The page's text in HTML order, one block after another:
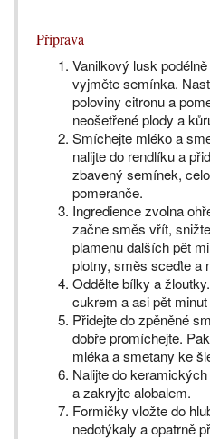
Příprava
Vanilkový lusk
vyjměte semínka.
poloviny citronu a
neošetřené plody a
Smíchejte mléko a
nalijte do rendlíku a
zbavený semínek,
pomeranče.
Ingredience zvolna
začne směs vřít,
plamenu dalších pět
plotny, směs sceďte a
Oddělte bílky a
cukrem a asi pět
Přidejte do zpěněné
dobře promíchejte.
mléka a smetany ke
Nalijte do
a zakryjte alobalem.
Formičky vložte do
nedotýkaly a opatrně